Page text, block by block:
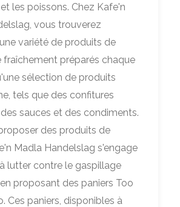
les poissons. Chez Kafe'n
vous trouverez
variété de produits de
fraîchement préparés chaque
sélection de produits
tels que des confitures
sauces et des condiments.
des produits de
Madla Handelslag s'engage
lutter contre le gaspillage
proposant des paniers Too
Ces paniers, disponibles à